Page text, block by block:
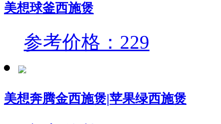
美想球釜西施煲
参考价格：229
美想奔腾金西施煲|苹果绿西施煲